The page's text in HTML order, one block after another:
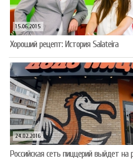
15.06.2015
Хороший рецепт: История Salateira
24.02.2016
Российская сеть пиццерий выйдет